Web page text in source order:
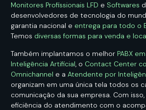
Monitores Profissionais LFD e Softwares
desenvolvedores de tecnologia do
garantia nacional e entrega para todo o
Temos diversas formas para venda e
Também implantamos o melhor PABX
Inteligência Artificial, o Contact Center
Omnichannel e aAtendente por
organizam em uma única tela todos os
comunicação da sua empresa. Com
eficiência do atendimento com o